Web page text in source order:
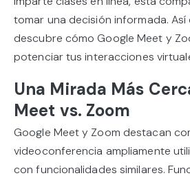
tomar una decisión informada.
descubre cómo Google Meet y
potenciar tus interacciones
Una Mirada Más
Meet vs. Zoom
Google Meet y Zoom destacan
videoconferencia ampliamente
con funcionalidades similares.